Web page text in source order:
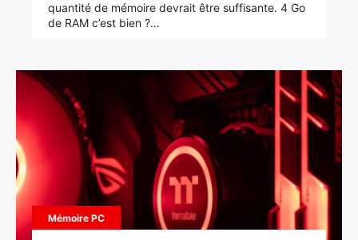
quantité de mémoire devrait être suffisante. 4 Go
de RAM c’est bien ?…
Mémoire PC